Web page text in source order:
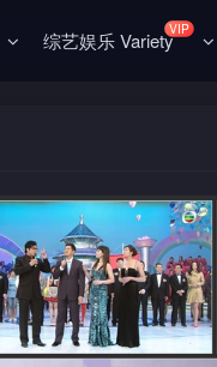
综艺娱乐 VarietyVIP